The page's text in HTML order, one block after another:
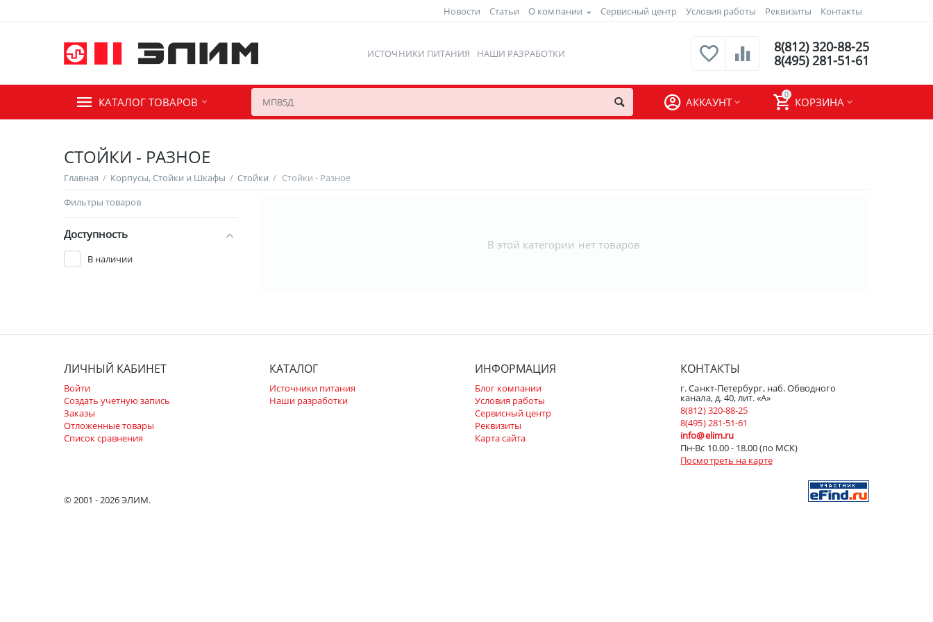
Новости Статьи О компании Сервисный центр Условия работы Реквизиты Контакты
ИСТОЧНИКИ ПИТАНИЯ НАШИ РАЗРАБОТКИ
8(812) 320-88-25
8(495) 281-51-61
КАТАЛОГ ТОВАРОВ
0
КОРЗИНА
АККАУНТ
СТОЙКИ - РАЗНОЕ
Главная / Корпусы, Стойки и Шкафы / Стойки / Стойки - Разное
В этой категории нет товаров
Фильтры товаров
Доступность
В наличии
ЛИЧНЫЙ КАБИНЕТ
Войти
Создать учетную запись
Заказы
Отложенные товары
Список сравнения
КАТАЛОГ
Источники питания
Наши разработки
ИНФОРМАЦИЯ
Блог компании
Условия работы
Сервисный центр
Реквизиты
Карта сайта
КОНТАКТЫ
г. Санкт-Петербург, наб. Обводного
канала, д. 40, лит. «А»
8(812) 320-88-25
8(495) 281-51-61
info@elim.ru
Пн-Вс 10.00 - 18.00 (по МСК)
Посмотреть на карте
© 2001 - 2026 ЭЛИМ.